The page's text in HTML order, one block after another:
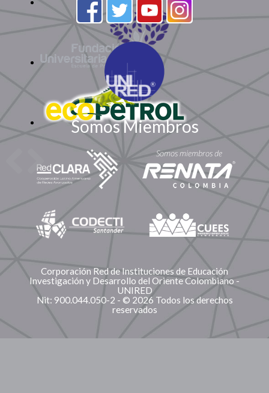
Somos Miembros
Corporación Red de Instituciones de Educación
Investigación y Desarrollo del Oriente Colombiano -
UNIRED
Nit: 900.044.050-2 - © 2026 Todos los derechos
reservados